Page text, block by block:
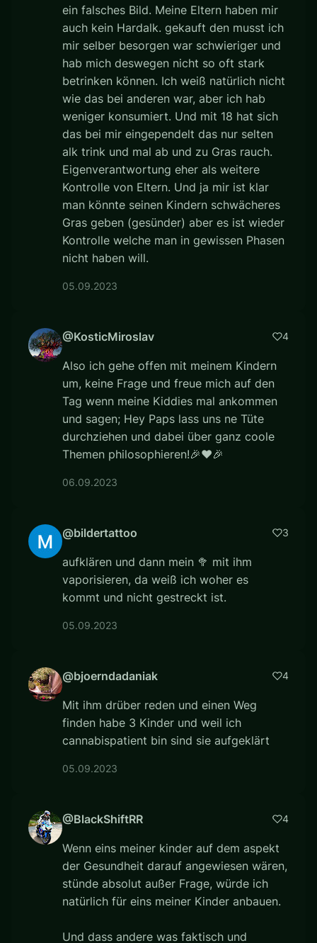
ein falsches Bild. Meine Eltern haben mir
auch kein Hardalk. gekauft den musst ich
mir selber besorgen war schwieriger und
hab mich deswegen nicht so oft stark
betrinken können. Ich weiß natürlich nicht
wie das bei anderen war, aber ich hab
weniger konsumiert. Und mit 18 hat sich
das bei mir eingependelt das nur selten
alk trink und mal ab und zu Gras rauch.
Eigenverantwortung eher als weitere
Kontrolle von Eltern. Und ja mir ist klar
man könnte seinen Kindern schwächeres
Gras geben (gesünder) aber es ist wieder
Kontrolle welche man in gewissen Phasen
nicht haben will.
05.09.2023
@KosticMiroslav 4
Also ich gehe offen mit meinem Kindern
um, keine Frage und freue mich auf den
Tag wenn meine Kiddies mal ankommen
und sagen; Hey Paps lass uns ne Tüte
durchziehen und dabei über ganz coole
Themen philosophieren!🎉❤🎉
06.09.2023
@bildertattoo 3
aufklären und dann mein 🥦 mit ihm
vaporisieren, da weiß ich woher es
kommt und nicht gestreckt ist.
05.09.2023
@bjoerndadaniak 4
Mit ihm drüber reden und einen Weg
finden habe 3 Kinder und weil ich
cannabispatient bin sind sie aufgeklärt
05.09.2023
@BlackShiftRR 4
Wenn eins meiner kinder auf dem aspekt
der Gesundheit darauf angewiesen wären,
stünde absolut außer Frage, würde ich
natürlich für eins meiner Kinder anbauen.
Und dass andere was faktisch und